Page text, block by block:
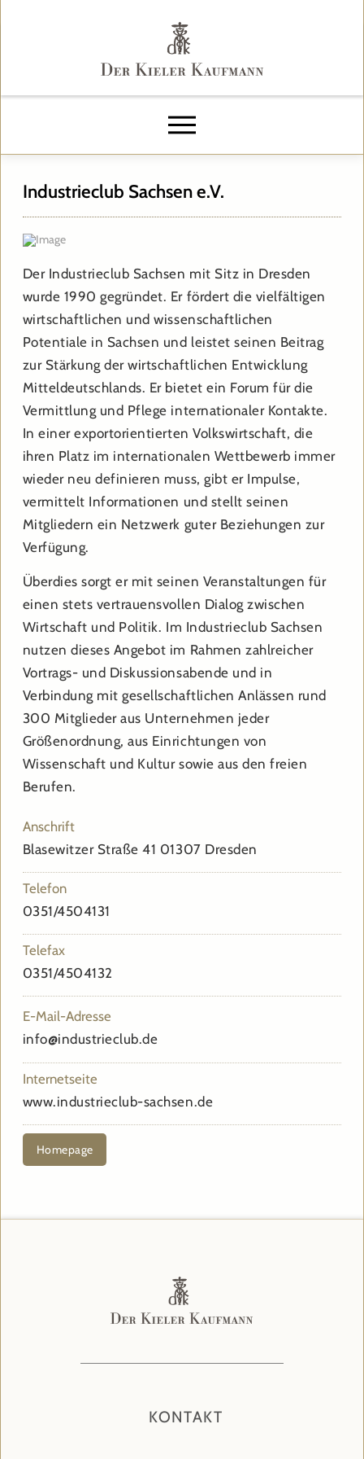
Industrieclub Sachsen e.V.
Der Industrieclub Sachsen mit Sitz in Dresden
wurde 1990 gegründet. Er fördert die vielfältigen
wirtschaftlichen und wissenschaftlichen
Potentiale in Sachsen und leistet seinen Beitrag
zur Stärkung der wirtschaftlichen Entwicklung
Mitteldeutschlands. Er bietet ein Forum für die
Vermittlung und Pflege internationaler Kontakte.
In einer exportorientierten Volkswirtschaft, die
ihren Platz im internationalen Wettbewerb immer
wieder neu definieren muss, gibt er Impulse,
vermittelt Informationen und stellt seinen
Mitgliedern ein Netzwerk guter Beziehungen zur
Verfügung.
Überdies sorgt er mit seinen Veranstaltungen für
einen stets vertrauensvollen Dialog zwischen
Wirtschaft und Politik. Im Industrieclub Sachsen
nutzen dieses Angebot im Rahmen zahlreicher
Vortrags- und Diskussionsabende und in
Verbindung mit gesellschaftlichen Anlässen rund
300 Mitglieder aus Unternehmen jeder
Größenordnung, aus Einrichtungen von
Wissenschaft und Kultur sowie aus den freien
Berufen.
Anschrift
Blasewitzer Straße 41 01307 Dresden
Telefon
0351/4504131
Telefax
0351/4504132
E-Mail-Adresse
info@industrieclub.de
Internetseite
www.industrieclub-sachsen.de
Homepage
KONTAKT